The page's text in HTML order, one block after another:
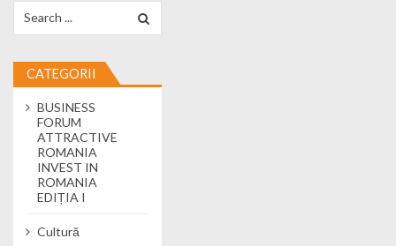
CATEGORII
BUSINESS
FORUM
ATTRACTIVE
ROMANIA
INVEST IN
ROMANIA
EDIȚIA I
Cultură